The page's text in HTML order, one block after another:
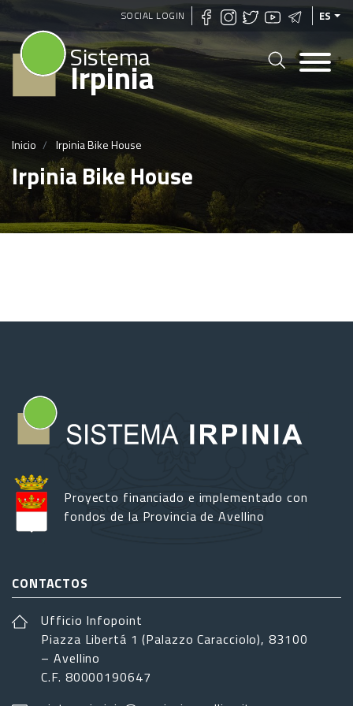
Pasar
al
contenido
principal
SOCIAL LOGIN ES
Sistema
Irpinia
Inicio Irpinia Bike House
Irpinia Bike House
Proyecto financiado e implementado con
fondos de la Provincia de Avellino
CONTACTOS
Ufficio Infopoint
Piazza Libertá 1 (Palazzo Caracciolo), 83100
– Avellino
C.F. 80000190647